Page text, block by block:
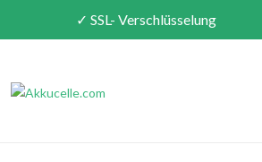
✓ SSL- Verschlüsselung